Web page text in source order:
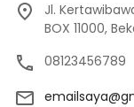
Jl.
BOX 11000,
08123456789